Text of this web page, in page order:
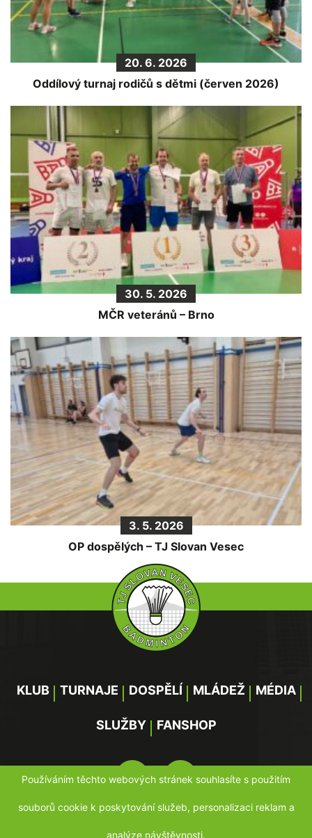
20. 6. 2026
Oddílový turnaj rodičů s dětmi (červen 2026)
30. 5. 2026
MČR veteránů – Brno
3. 5. 2026
OP dospělých – TJ Slovan Vesec
KLUB TURNAJE DOSPĚLÍ MLÁDEŽ MÉDIA
SLUŽBY FANSHOP
Používáním těchto webových stránek souhlasíte s použitím
souborů cookie k poskytování služeb, personalizaci reklam a
analýze návštěvnosti.